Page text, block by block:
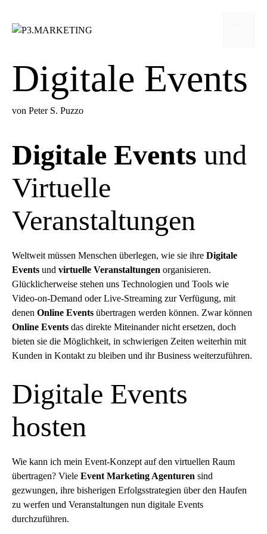
springen
Digitale Events
von Peter S. Puzzo
Digitale Events und
Virtuelle
Veranstaltungen
Weltweit müssen Menschen überlegen, wie sie ihre Digitale
Events und virtuelle Veranstaltungen organisieren.
Glücklicherweise stehen uns Technologien und Tools wie
Video-on-Demand oder Live-Streaming zur Verfügung, mit
denen Online Events übertragen werden können. Zwar können
Online Events das direkte Miteinander nicht ersetzen, doch
bieten sie die Möglichkeit, in schwierigen Zeiten weiterhin mit
Kunden in Kontakt zu bleiben und ihr Business weiterzuführen.
Digitale Events
hosten
Wie kann ich mein Event-Konzept auf den virtuellen Raum
übertragen? Viele Event Marketing Agenturen sind
gezwungen, ihre bisherigen Erfolgsstrategien über den Haufen
zu werfen und Veranstaltungen nun digitale Events
durchzuführen.